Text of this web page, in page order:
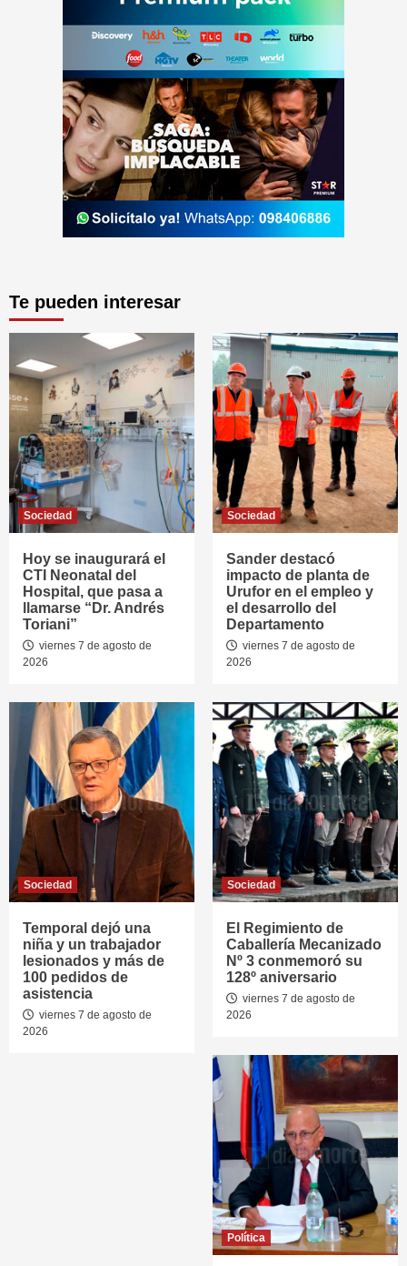
Te pueden interesar
Sociedad
Hoy se inaugurará el
CTI Neonatal del
Hospital, que pasa a
llamarse “Dr. Andrés
Toriani”
viernes 7 de agosto de
2026
Sociedad
Sander destacó
impacto de planta de
Urufor en el empleo y
el desarrollo del
Departamento
viernes 7 de agosto de
2026
Sociedad
Temporal dejó una
niña y un trabajador
lesionados y más de
100 pedidos de
asistencia
viernes 7 de agosto de
2026
Sociedad
El Regimiento de
Caballería Mecanizado
Nº 3 conmemoró su
128º aniversario
viernes 7 de agosto de
2026
Política